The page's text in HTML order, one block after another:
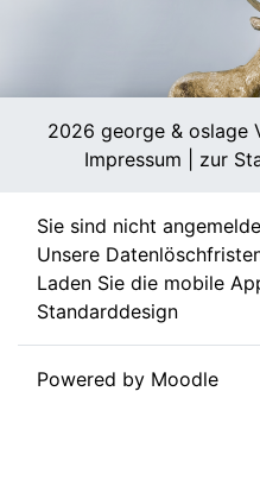
2026 george & oslage
Impressum
zur
Sie sind nicht
Unsere
Laden Sie die mobile
Standarddesign
Powered by Moodle